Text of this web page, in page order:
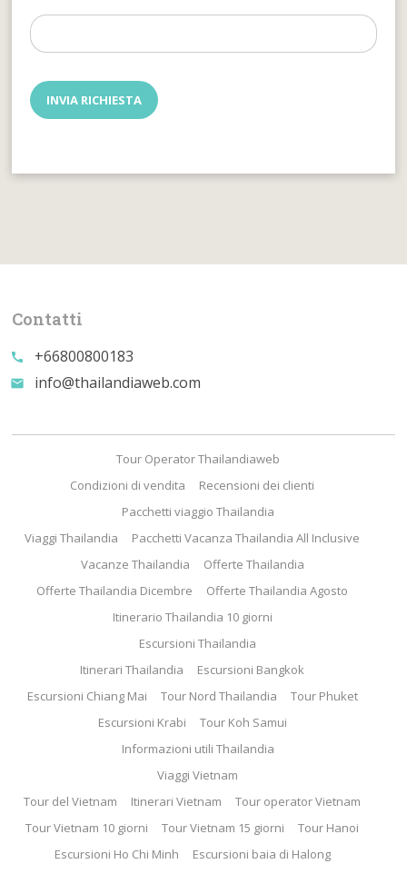
Contatti
call +66800800183
email info@thailandiaweb.com
Tour Operator Thailandiaweb
Condizioni di vendita
Recensioni dei clienti
Pacchetti viaggio Thailandia
Viaggi Thailandia
Pacchetti Vacanza Thailandia All Inclusive
Vacanze Thailandia
Offerte Thailandia
Offerte Thailandia Dicembre
Offerte Thailandia Agosto
Itinerario Thailandia 10 giorni
Escursioni Thailandia
Itinerari Thailandia
Escursioni Bangkok
Escursioni Chiang Mai
Tour Nord Thailandia
Tour Phuket
Escursioni Krabi
Tour Koh Samui
Informazioni utili Thailandia
Viaggi Vietnam
Tour del Vietnam
Itinerari Vietnam
Tour operator Vietnam
Tour Vietnam 10 giorni
Tour Vietnam 15 giorni
Tour Hanoi
Escursioni Ho Chi Minh
Escursioni baia di Halong